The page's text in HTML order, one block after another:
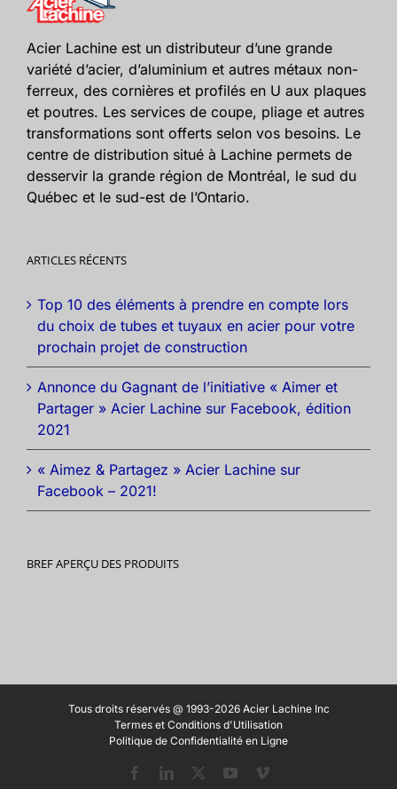
Acier Lachine est un distributeur d’une grande
variété d’acier, d’aluminium et autres métaux non-
ferreux, des cornières et profilés en U aux plaques
et poutres. Les services de coupe, pliage et autres
transformations sont offerts selon vos besoins. Le
centre de distribution situé à Lachine permets de
desservir la grande région de Montréal, le sud du
Québec et le sud-est de l’Ontario.
ARTICLES RÉCENTS
Top 10 des éléments à prendre en compte lors
du choix de tubes et tuyaux en acier pour votre
prochain projet de construction
Annonce du Gagnant de l’initiative « Aimer et
Partager » Acier Lachine sur Facebook, édition
2021
« Aimez & Partagez » Acier Lachine sur
Facebook – 2021!
BREF APERÇU DES PRODUITS
Tous droits réservés @ 1993-2026 Acier Lachine Inc
Termes et Conditions d'Utilisation
Politique de Confidentialité en Ligne
FacebookLinkedIn YouTubeVimeo